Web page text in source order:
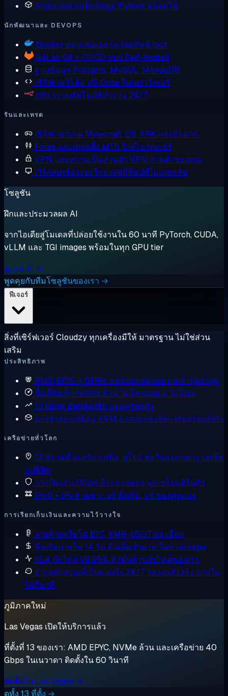
Anaconda สแต็กข้อมูล Python พร้อมใช้
นักพัฒนาและ DEVOPS
Docker คอนเทนเนอร์พร้อมสิทธิ์ root
GitLab Git + CI/CD แบบ Self-hosted
ฐานข้อมูล Postgres, MySQL, MongoDB
เซิร์ฟเวอร์โค้ดVS Code ในเบราว์เซอร์
n8n ระบบอัตโนมัติทำงาน 24/7
รันและเทรด
เซิร์ฟเวอร์เกม Minecraft, CS, ARK และอีกมาก
Forex และเทรดดิ้ง MT5 ใกล้โบรกเกอร์
VPN และความเป็นส่วนตัว VPN ส่วนตัวของคุณ
เวิร์กสเตชันระยะไกล เดสก์ท็อปที่ไม่เคยหลับ
โซลูชัน
ฝึกและประมวลผล AI
จากไอเดียสู่โมเดลที่ปล่อยใช้งานใน 60 นาที PyTorch, CUDA,
vLLM และ TGI images พร้อมในทุก GPU tier
ดูงาน AI →
พูดคุยกับทีมโซลูชันของเรา →
สิ่งที่เซิร์ฟเวอร์ Cloudzy ทุกเครื่องมีให้ มาตรฐาน ไม่ใช่ส่วน
เสริม
ประสิทธิภาพ
AMD EPYC + DDR5 คอร์และหน่วยความจำรุ่นล่าสุด
พื้นที่จัดเก็บ NVMe ล้วนไม่มีจานหมุน ไม่มีเลย
10 Gbps Bandwidth แผนทรูพุตสูง
การจำลองเสมือน KVM การแยกฮาร์ดแวร์อย่างแท้จริง
เครือข่ายทั่วโลก
13 สถานที่ อเมริกาเหนือ, ยุโรป, ตะวันออกกลาง, เอเชีย
แปซิฟิก
การป้องกัน DDoS มีระบบลดทอนการโจมตีในตัว
IPv6 + IPv4 เฉพาะ v6 ดั้งเดิม, v4 ของคุณเอง
การเรียกเก็บเงินและความไว้วางใจ
จ่ายด้วยคริปโต BTC, XMR, USDT และอื่นๆ
คืนเงินภายใน 14 วัน คืนเต็มจำนวน ไม่ถามเหตุผล
SLA อัปไทม์ 99.95% คำมั่นด้านอัปไทม์ของเรา
ฝ่ายสนับสนุนที่เป็นคนจริง 24/7วิศวกรตัวจริง ภายใน
ไม่กี่นาที
ภูมิภาคใหม่
Las Vegas เปิดให้บริการแล้ว
ที่ตั้งที่ 13 ของเรา: AMD EPYC, NVMe ล้วน และเครือข่าย 40
Gbps ในเนวาดา ติดตั้งใน 60 วินาที
ติดตั้งใน Las Vegas →
ดูทั้ง 13 ที่ตั้ง →